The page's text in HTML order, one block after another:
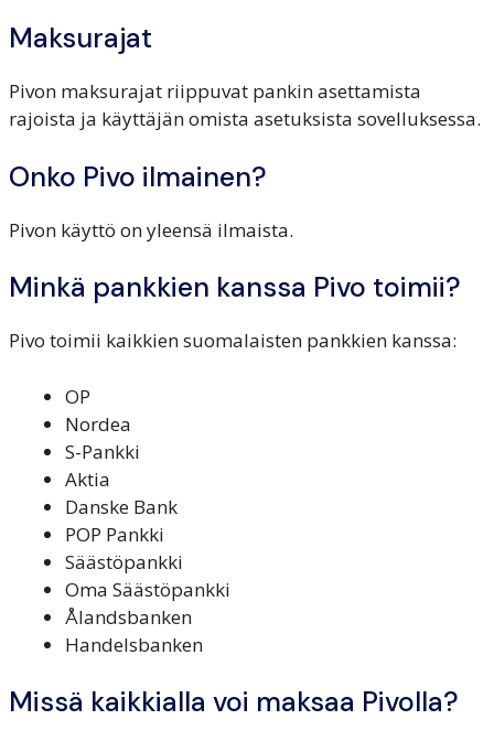
Maksurajat
Pivon maksurajat riippuvat pankin asettamista
rajoista ja käyttäjän omista asetuksista sovelluksessa.
Onko Pivo ilmainen?
Pivon käyttö on yleensä ilmaista.
Minkä pankkien kanssa Pivo toimii?
Pivo toimii kaikkien suomalaisten pankkien kanssa:
OP
Nordea
S-Pankki
Aktia
Danske Bank
POP Pankki
Säästöpankki
Oma Säästöpankki
Ålandsbanken
Handelsbanken
Missä kaikkialla voi maksaa Pivolla?